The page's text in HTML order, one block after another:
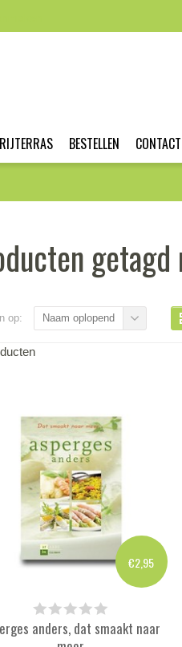
BESTELLEN CONTACT
op: Naam oplopend
€2,95
anders, dat smaakt naar